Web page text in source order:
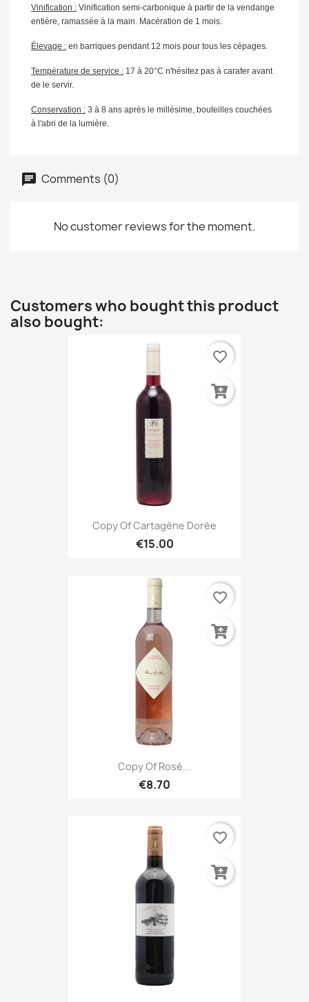
Vinification : Vinification semi-carbonique à partir de la vendange
entière, ramassée à la main. Macération de 1 mois.
Élevage : en barriques pendant 12 mois pour tous les cépages.
Température de service : 17 à 20°C n'hésitez pas à carafer avant
de le servir.
Conservation : 3 à 8 ans après le millésime, bouteilles couchées
à l'abri de la lumière.
Comments (0)
No customer reviews for the moment.
Customers who bought this product
also bought:
Copy Of Cartagène Dorée
€15.00
favorite_border
Copy Of Rosé...
€8.70
favorite_border
favorite_border